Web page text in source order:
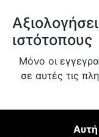
ιστότοπους
Μόνο οι
σε αυτές τις
Αυτή